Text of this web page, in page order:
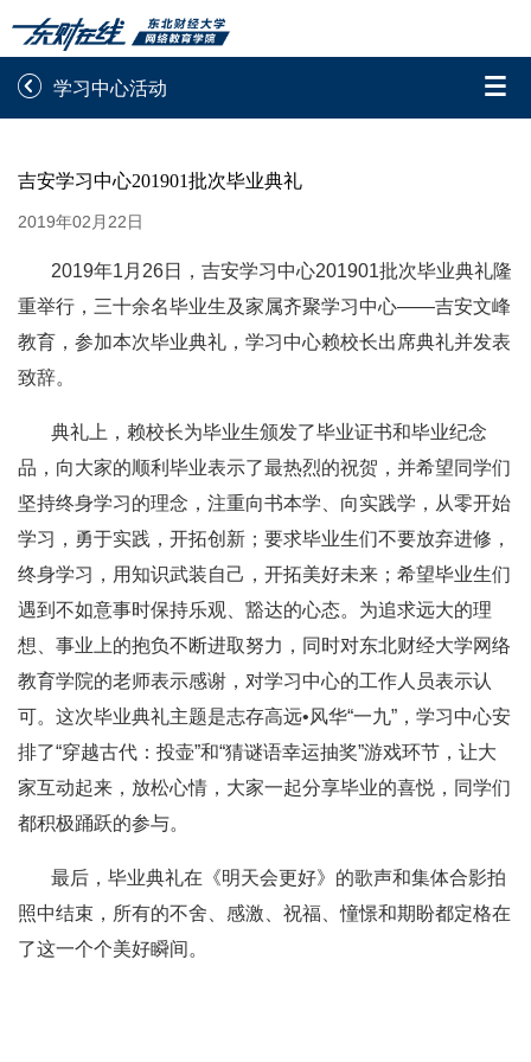

 学习中心活动
学籍查询 学生证查询打印
学籍相关申请 论文综合评定系统
信息确认及测试
重置密码
吉安学习中心201901批次毕业典礼
2019年02月22日
2019年1月26日，吉安学习中心201901批次毕业典礼隆
重举行，三十余名毕业生及家属齐聚学习中心——吉安文峰
教育，参加本次毕业典礼，学习中心赖校长出席典礼并发表
致辞。
典礼上，赖校长为毕业生颁发了毕业证书和毕业纪念
品，向大家的顺利毕业表示了最热烈的祝贺，并希望同学们
坚持终身学习的理念，注重向书本学、向实践学，从零开始
学习，勇于实践，开拓创新；要求毕业生们不要放弃进修，
终身学习，用知识武装自己，开拓美好未来；希望毕业生们
遇到不如意事时保持乐观、豁达的心态。为追求远大的理
想、事业上的抱负不断进取努力，同时对东北财经大学网络
教育学院的老师表示感谢，对学习中心的工作人员表示认
可。这次毕业典礼主题是志存高远•风华“一九”，学习中心安
排了“穿越古代：投壶”和“猜谜语幸运抽奖”游戏环节，让大
家互动起来，放松心情，大家一起分享毕业的喜悦，同学们
都积极踊跃的参与。
最后，毕业典礼在《明天会更好》的歌声和集体合影拍
照中结束，所有的不舍、感激、祝福、憧憬和期盼都定格在
了这一个个美好瞬间。